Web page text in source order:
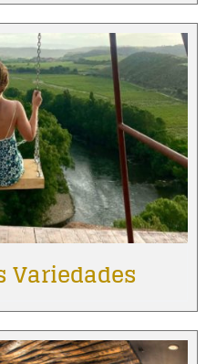
Variedades